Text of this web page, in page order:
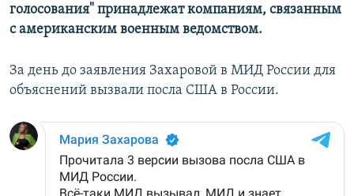
голосования" принадлежат компаниям, связанным
с американским военным ведомством.
За день до заявления Захаровой в МИД России для
объяснений вызвали посла США в России.